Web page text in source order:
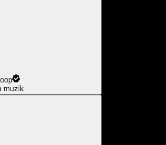
muzik